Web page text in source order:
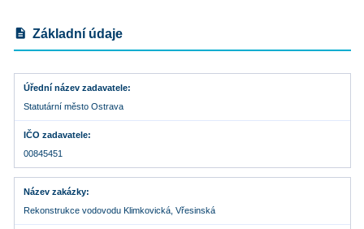
description Základní údaje
Úřední název zadavatele
Statutární město Ostrava
IČO zadavatele
00845451
Název zakázky
Rekonstrukce vodovodu Klimkovická, Vřesinská